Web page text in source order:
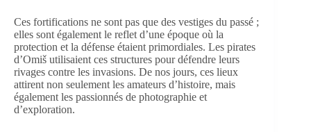
Ces fortifications ne sont pas que des vestiges du passé ;
elles sont également le reflet d’une époque où la
protection et la défense étaient primordiales. Les pirates
d’Omiš utilisaient ces structures pour défendre leurs
rivages contre les invasions. De nos jours, ces lieux
attirent non seulement les amateurs d’histoire, mais
également les passionnés de photographie et
d’exploration.